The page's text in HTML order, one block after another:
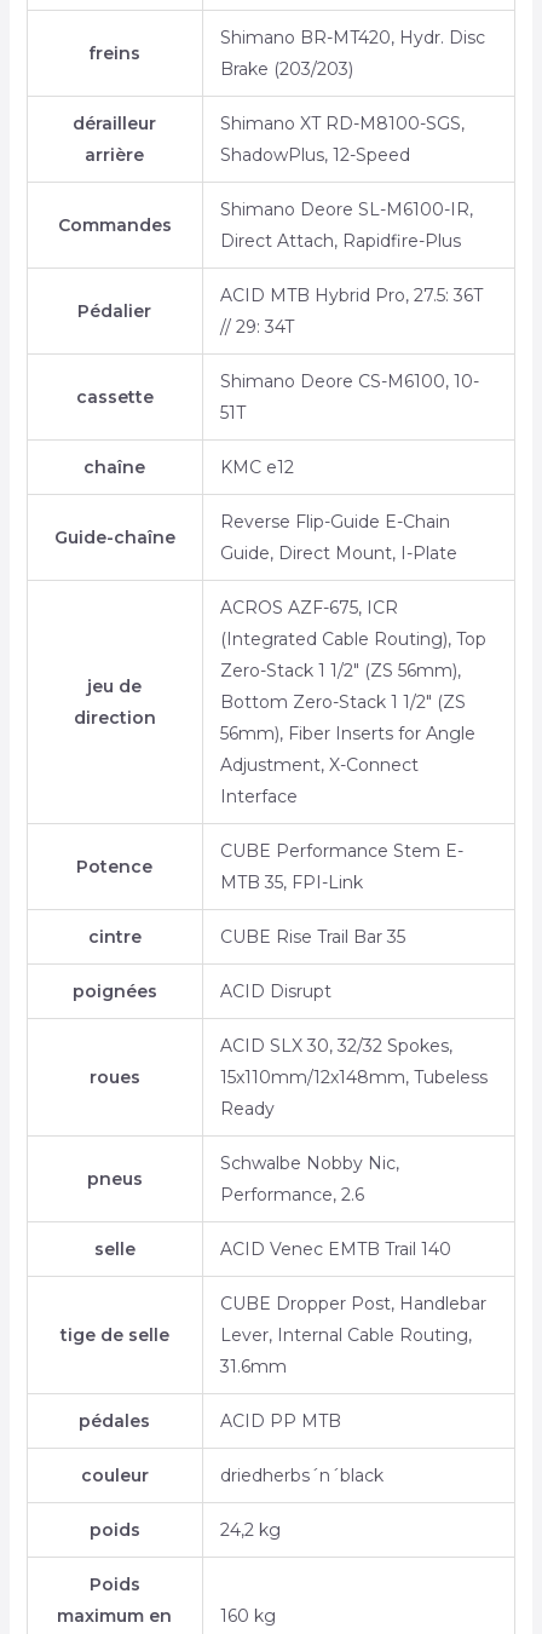
freins
Shimano BR-MT420, Hydr. Disc
Brake (203/203)
dérailleur
arrière
Shimano XT RD-M8100-SGS,
ShadowPlus, 12-Speed
Commandes
Shimano Deore SL-M6100-IR,
Direct Attach, Rapidfire-Plus
Pédalier
ACID MTB Hybrid Pro, 27.5: 36T
// 29: 34T
cassette
Shimano Deore CS-M6100, 10-
51T
chaîne KMC e12
Guide-chaîne
Reverse Flip-Guide E-Chain
Guide, Direct Mount, I-Plate
jeu de
direction
ACROS AZF-675, ICR
(Integrated Cable Routing), Top
Zero-Stack 1 1/2″ (ZS 56mm),
Bottom Zero-Stack 1 1/2″ (ZS
56mm), Fiber Inserts for Angle
Adjustment, X-Connect
Interface
Potence
CUBE Performance Stem E-
MTB 35, FPI-Link
cintre CUBE Rise Trail Bar 35
poignées ACID Disrupt
roues
ACID SLX 30, 32/32 Spokes,
15x110mm/12x148mm, Tubeless
Ready
pneus
Schwalbe Nobby Nic,
Performance, 2.6
selle ACID Venec EMTB Trail 140
tige de selle
CUBE Dropper Post, Handlebar
Lever, Internal Cable Routing,
31.6mm
pédales ACID PP MTB
couleur driedherbs´n´black
poids 24,2 kg
Poids
maximum en
160 kg